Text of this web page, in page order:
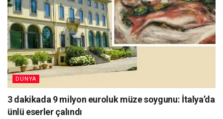
DÜNYA
3 dakikada 9 milyon euroluk müze soygunu: İtalya’da
ünlü eserler çalındı